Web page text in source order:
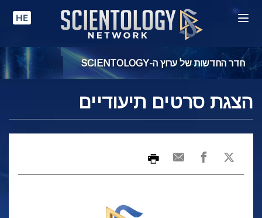
HE
חדר החדשות של ערוץ ה-SCIENTOLOGY
הצגת סרטים תיעודיים